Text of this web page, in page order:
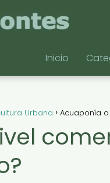
Inicio
Urbana Acuaponía